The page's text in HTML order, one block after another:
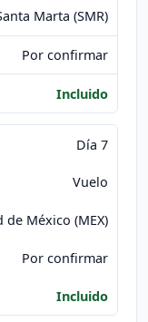
Marta (SMR)
Por confirmar
Incluido
Día 7
Vuelo
de México (MEX)
Por confirmar
Incluido